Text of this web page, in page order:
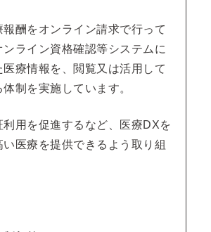
報酬をオンライン請求で行って
ンライン資格確認等システムに
医療情報を、閲覧又は活用して
制を実施しています。
利用を促進するなど、医療DXを
医療を提供できるよう取り組